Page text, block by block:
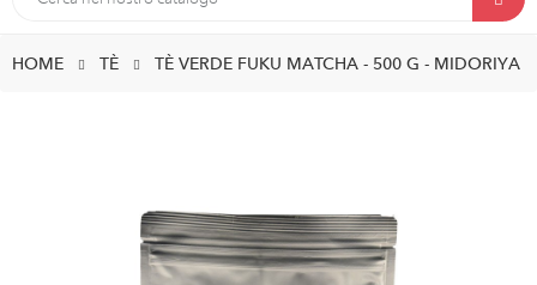
HOME TÈ TÈ VERDE FUKU MATCHA - 500 G - MIDORIYA